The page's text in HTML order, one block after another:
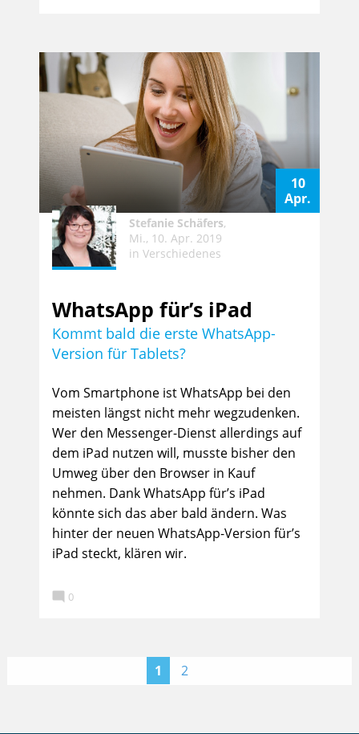
10
Apr.
Stefanie Schäfers,
Mi., 10. Apr. 2019
in Verschiedenes
WhatsApp für’s iPad
Kommt bald die erste WhatsApp-
Version für Tablets?
Vom Smartphone ist WhatsApp bei den
meisten längst nicht mehr wegzudenken.
Wer den Messenger-Dienst allerdings auf
dem iPad nutzen will, musste bisher den
Umweg über den Browser in Kauf
nehmen. Dank WhatsApp für’s iPad
könnte sich das aber bald ändern. Was
hinter der neuen WhatsApp-Version für’s
iPad steckt, klären wir.
 0
1 2